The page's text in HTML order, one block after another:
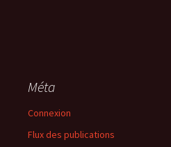
Méta
Connexion
Flux des publications